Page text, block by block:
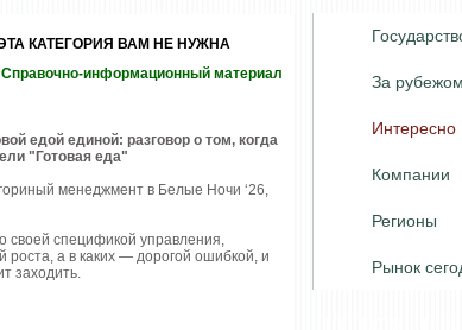
За рубежом
Интересно
Компании
Регионы
Рынок
КАТЕГОРИЯ ВАМ НЕ НУЖНА
Справочно-информационный материал
едой единой: разговор о том, когда
"Готовая еда"
менеджмент в Белые Ночи ‘26,
своей спецификой управления,
роста, а в каких — дорогой ошибкой, и
заходить.